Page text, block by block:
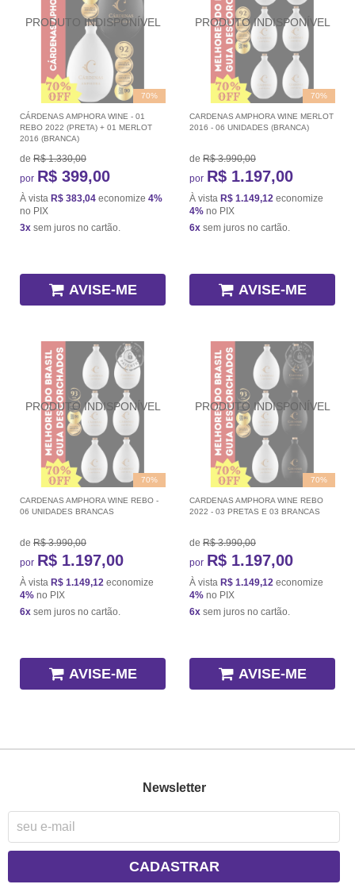
70%
CÁRDENAS AMPHORA WINE - 01
REBO 2022 (PRETA) + 01 MERLOT
2016 (BRANCA)
de R$ 1.330,00
por R$ 399,00
À vista R$ 383,04 economize 4%
no PIX
3x sem juros no cartão.
AVISE-ME
70%
CARDENAS AMPHORA WINE MERLOT
2016 - 06 UNIDADES (BRANCA)
de R$ 3.990,00
por R$ 1.197,00
À vista R$ 1.149,12 economize
4% no PIX
6x sem juros no cartão.
AVISE-ME
70%
CARDENAS AMPHORA WINE REBO -
06 UNIDADES BRANCAS
de R$ 3.990,00
por R$ 1.197,00
À vista R$ 1.149,12 economize
4% no PIX
6x sem juros no cartão.
AVISE-ME
70%
CARDENAS AMPHORA WINE REBO
2022 - 03 PRETAS E 03 BRANCAS
de R$ 3.990,00
por R$ 1.197,00
À vista R$ 1.149,12 economize
4% no PIX
6x sem juros no cartão.
AVISE-ME
Newsletter
CADASTRAR